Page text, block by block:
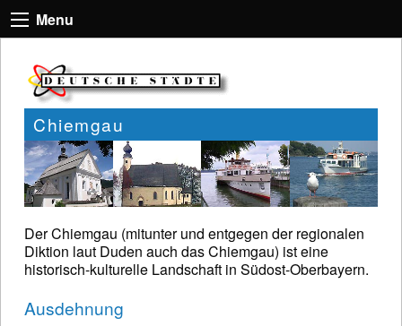
Menu
Chiemgau
Der Chiemgau (mitunter und entgegen der regionalen
Diktion laut Duden auch das Chiemgau) ist eine
historisch-kulturelle Landschaft in Südost-Oberbayern.
Ausdehnung